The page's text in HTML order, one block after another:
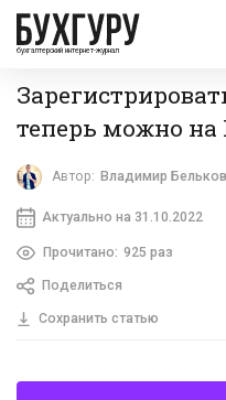
бухгалтерский интернет-журнал
теперь можно на
Автор: Владимир
Актуально на 31.10.2022
Прочитано: 925 раз
Поделиться
Сохранить статью